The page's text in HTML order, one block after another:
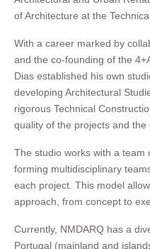
of Architecture at the
With a career marked by
and the co-founding of the
Dias established his own
developing Architectural
rigorous Technical
quality of the projects and the
The studio works with a team
forming multidisciplinary
each project. This model
approach, from concept to
Currently, NMDARQ has a
Portugal (mainland and